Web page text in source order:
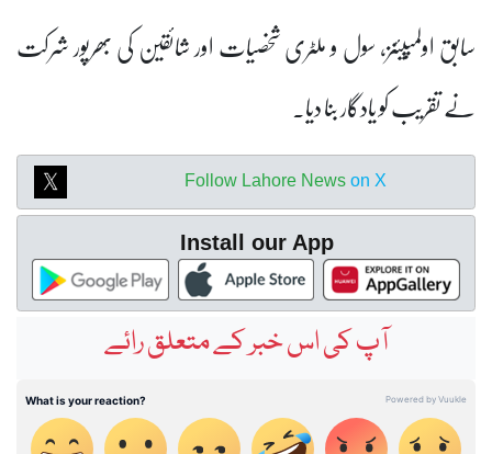
سابق اولمپیئنز، سول و ملٹری شخصیات اور شائقین کی بھرپور شرکت
نے تقریب کو یادگار بنا دیا۔
Follow Lahore News on X
Install our App
آپ کی اس خبر کے متعلق رائے